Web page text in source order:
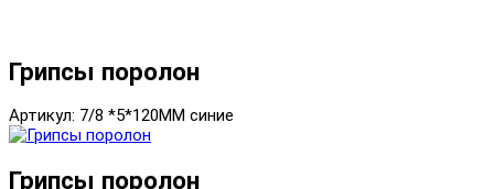
Грипсы поролон
Артикул: 7/8 *5*120MM синие
Грипсы поролон